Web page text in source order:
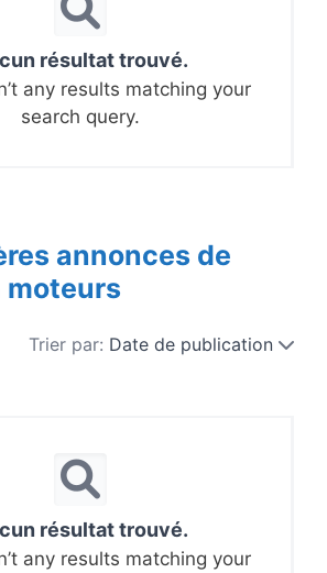
résultat trouvé.
any results matching your
search query.
annonces de
moteurs
Trier par: Date de publication
résultat trouvé.
any results matching your